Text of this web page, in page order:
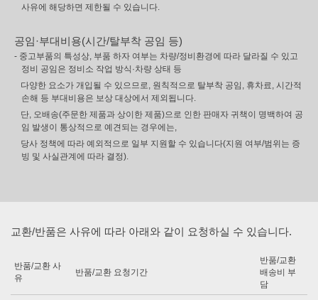
사유에 해당하면 제한될 수 있습니다.
공임·부대비용(시간/탈부착 공임 등)
- 중고부품의 특성상, 부품 하자 여부는 차량/정비환경에 따라 달라질 수 있고
정비 공임은 정비소 작업 방식·차량 상태 등
다양한 요소가 개입될 수 있으므로, 원칙적으로 탈부착 공임, 휴차료, 시간적
손해 등 부대비용은 보상 대상에서 제외됩니다.
단, 오배송(주문한 제품과 상이한 제품)으로 인한 판매자 귀책이 명백하여 공
임 발생이 통상적으로 예견되는 경우에는,
당사 정책에 따라 예외적으로 일부 지원할 수 있습니다(지원 여부/범위는 증
빙 및 사실관계에 따라 결정).
교환/반품은 사유에 따라 아래와 같이 요청하실 수 있습니다.
반품/교환 사
유
반품/교환 요청기간
반품/교환
배송비 부
담